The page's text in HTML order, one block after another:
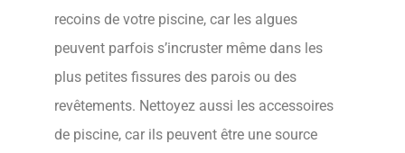
recoins de votre piscine, car les algues
peuvent parfois s’incruster même dans les
plus petites fissures des parois ou des
revêtements. Nettoyez aussi les accessoires
de piscine, car ils peuvent être une source